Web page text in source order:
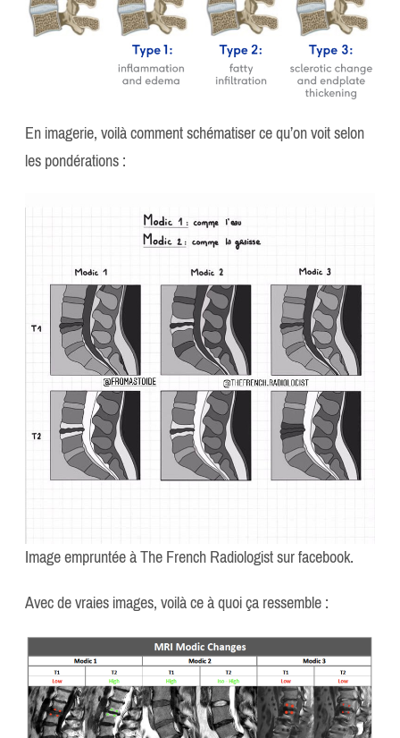
En imagerie, voilà comment schématiser ce qu’on voit selon
les pondérations :
Image empruntée à The French Radiologist sur facebook.
Avec de vraies images, voilà ce à quoi ça ressemble :